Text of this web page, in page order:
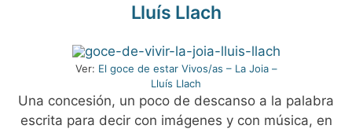
Lluís Llach
Ver: El goce de estar Vivos/as – La Joia –
Lluís Llach
Una concesión, un poco de descanso a la palabra
escrita para decir con imágenes y con música, en